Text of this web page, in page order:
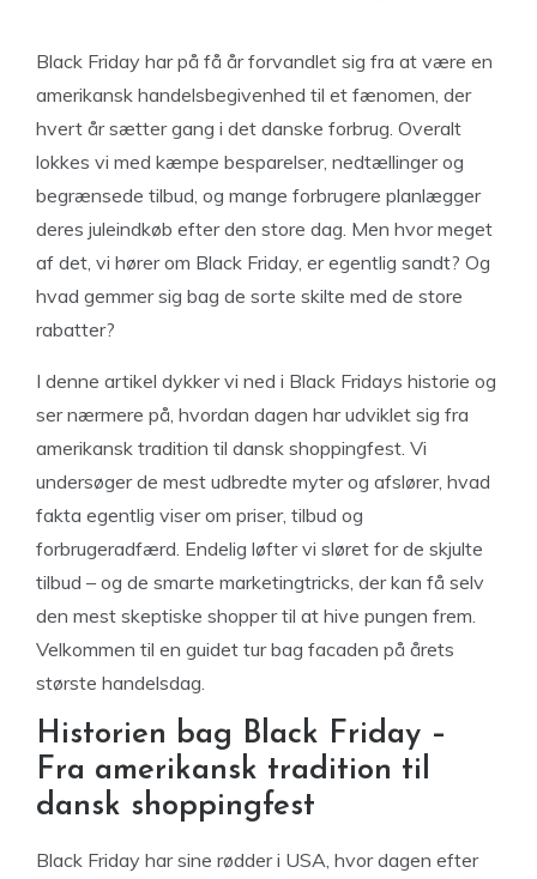
Black Friday har på få år forvandlet sig fra at være en
amerikansk handelsbegivenhed til et fænomen, der
hvert år sætter gang i det danske forbrug. Overalt
lokkes vi med kæmpe besparelser, nedtællinger og
begrænsede tilbud, og mange forbrugere planlægger
deres juleindkøb efter den store dag. Men hvor meget
af det, vi hører om Black Friday, er egentlig sandt? Og
hvad gemmer sig bag de sorte skilte med de store
rabatter?
I denne artikel dykker vi ned i Black Fridays historie og
ser nærmere på, hvordan dagen har udviklet sig fra
amerikansk tradition til dansk shoppingfest. Vi
undersøger de mest udbredte myter og afslører, hvad
fakta egentlig viser om priser, tilbud og
forbrugeradfærd. Endelig løfter vi sløret for de skjulte
tilbud – og de smarte marketingtricks, der kan få selv
den mest skeptiske shopper til at hive pungen frem.
Velkommen til en guidet tur bag facaden på årets
største handelsdag.
Historien bag Black Friday –
Fra amerikansk tradition til
dansk shoppingfest
Black Friday har sine rødder i USA, hvor dagen efter